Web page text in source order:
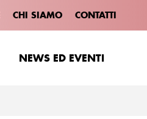
CHI SIAMO CONTATTI
NEWS ED EVENTI
NEWS ED EVENTI